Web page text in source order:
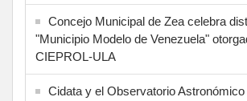
Concejo Municipal de Zea celebra
"Municipio Modelo de Venezuela"
CIEPROL-ULA
Cidata y el Observatorio